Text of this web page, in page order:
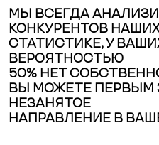
МЫ ВСЕГДА
КОНКУРЕНТОВ
СТАТИСТИКЕ, У
ВЕРОЯТНОСТЬЮ
50% НЕТ
ВЫ МОЖЕТЕ ПЕРВЫМ
НЕЗАНЯТОЕ
НАПРАВЛЕНИЕ В